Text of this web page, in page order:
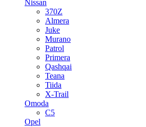
Nissan
370Z
Almera
Juke
Murano
Patrol
Primera
Qashqai
Teana
Tiida
X-Trail
Omoda
C5
Opel